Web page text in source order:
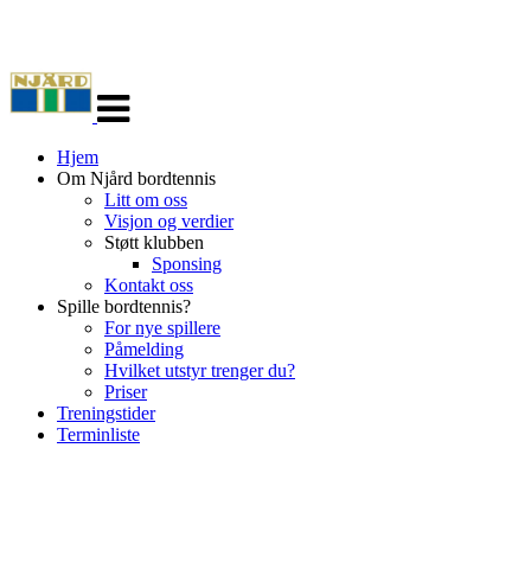
navigasjon
Hjem
Om Njård bordtennis
Litt om oss
Visjon og verdier
Støtt klubben
Sponsing
Kontakt oss
Spille bordtennis?
For nye spillere
Påmelding
Hvilket utstyr trenger du?
Priser
Treningstider
Terminliste